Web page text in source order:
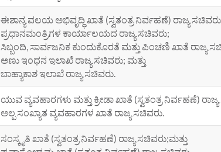
ಈಶಾನ್ಯ ವಲಯ ಅಭಿವೃದ್ಧಿ ಖಾತೆ (ಸ್ವತಂತ್ರ ನಿರ್ವಹಣೆ) ರಾಜ್ಯ
ಪ್ರಧಾನಮಂತ್ರಿಗಳ ಕಾರ್ಯಾಲಯದ ರಾಜ್ಯ ಸಚಿವರು;
ಸಿಬ್ಬಂದಿ, ಸಾರ್ವಜನಿಕ ಕುಂದುಕೊರತೆ ಮತ್ತು ಪಿಂಚಣಿ ಖಾತೆ ರಾಜ್ಯ
ಅಣು ಇಂಧನ ಇಲಾಖೆ ರಾಜ್ಯ ಸಚಿವರು; ಮತ್ತು
ಬಾಹ್ಯಾಕಾಶ ಇಲಾಖೆ ರಾಜ್ಯ ಸಚಿವರು.
ಯುವ ವ್ಯವಹಾರಗಳು ಮತ್ತು ಕ್ರೀಡಾ ಖಾತೆ (ಸ್ವತಂತ್ರ ನಿರ್ವಹಣೆ)
ಅಲ್ಪ ಸಂಖ್ಯಾತ ವ್ಯವಹಾರಗಳ ಖಾತೆ ರಾಜ್ಯ ಸಚಿವರು.
ಸಂಸ್ಕೃತಿ ಖಾತೆ (ಸ್ವತಂತ್ರ ನಿರ್ವಹಣೆ) ರಾಜ್ಯ ಸಚಿವರು;ಮತ್ತು